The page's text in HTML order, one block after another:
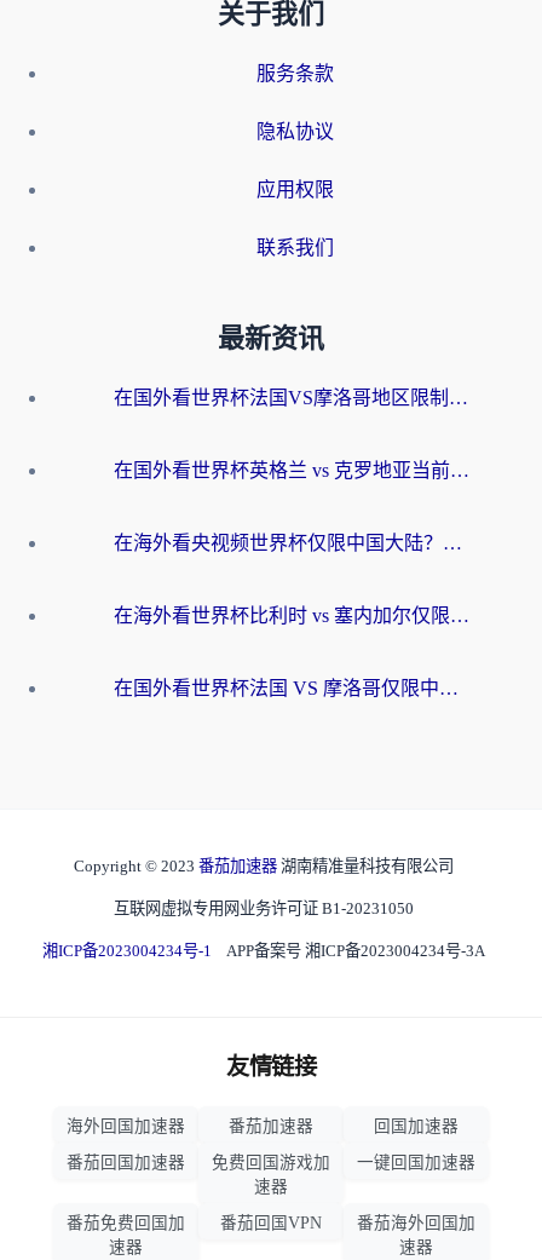
关于我们
服务条款
隐私协议
应用权限
联系我们
最新资讯
在国外看世界杯法国VS摩洛哥地区限制？这篇指南让你流畅看中文解说无压力
在国外看世界杯英格兰 vs 克罗地亚当前地区不可播放？这篇指南帮你搞定所有海外观赛难题
在海外看央视频世界杯仅限中国大陆？这篇指南帮你解锁中文解说+无卡顿直播
在海外看世界杯比利时 vs 塞内加尔仅限中国大陆？我找到了最流畅的中文解说之路
在国外看世界杯法国 VS 摩洛哥仅限中国大陆？海外党这样看中文解说赛事不卡顿
Copyright © 2023 番茄加速器 湖南精准量科技有限公司
互联网虚拟专用网业务许可证 B1-20231050
湘ICP备2023004234号-1 APP备案号 湘ICP备2023004234号-3A
友情链接
海外回国加速器 番茄加速器
回国加速器
番茄回国加速器
免费回国游戏加
速器
一键回国加速器
番茄免费回国加
速器
番茄回国VPN
番茄海外回国加
速器